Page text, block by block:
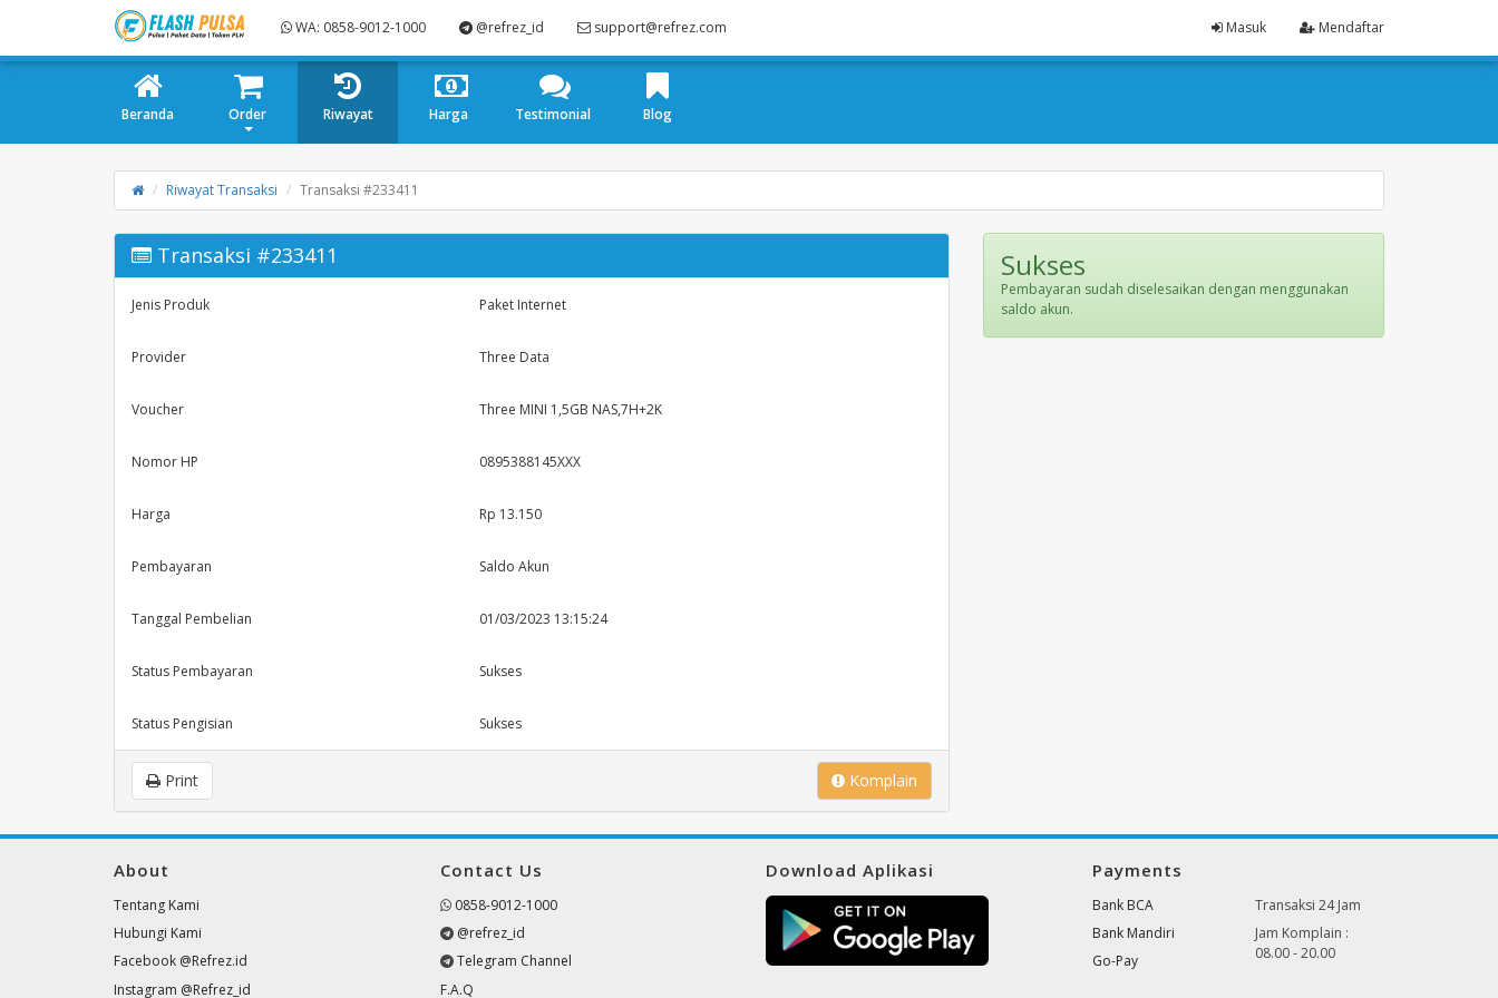
WA: 0858-9012-1000 @refrez_id support@refrez.com Masuk Mendaftar
Beranda Order Riwayat Harga Testimonial Blog
Riwayat Transaksi Transaksi #233411
Transaksi #233411
Jenis Produk Paket Internet
Provider Three Data
Voucher Three MINI 1,5GB NAS,7H+2K
Nomor HP 0895388145XXX
Harga Rp 13.150
Pembayaran Saldo Akun
Tanggal Pembelian 01/03/2023 13:15:24
Status Pembayaran Sukses
Status Pengisian Sukses
Komplain
Print
Sukses
Pembayaran sudah diselesaikan dengan menggunakan
saldo akun.
About
Tentang Kami
Hubungi Kami
Facebook @Refrez.id
Instagram @Refrez_id
Contact Us
0858-9012-1000
@refrez_id
Telegram Channel
F.A.Q
Download Aplikasi Payments
Bank BCA
Bank Mandiri
Go-Pay
Transaksi 24 Jam
Jam Komplain :
08.00 - 20.00